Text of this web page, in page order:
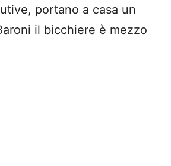
portano a casa un
il bicchiere è mezzo